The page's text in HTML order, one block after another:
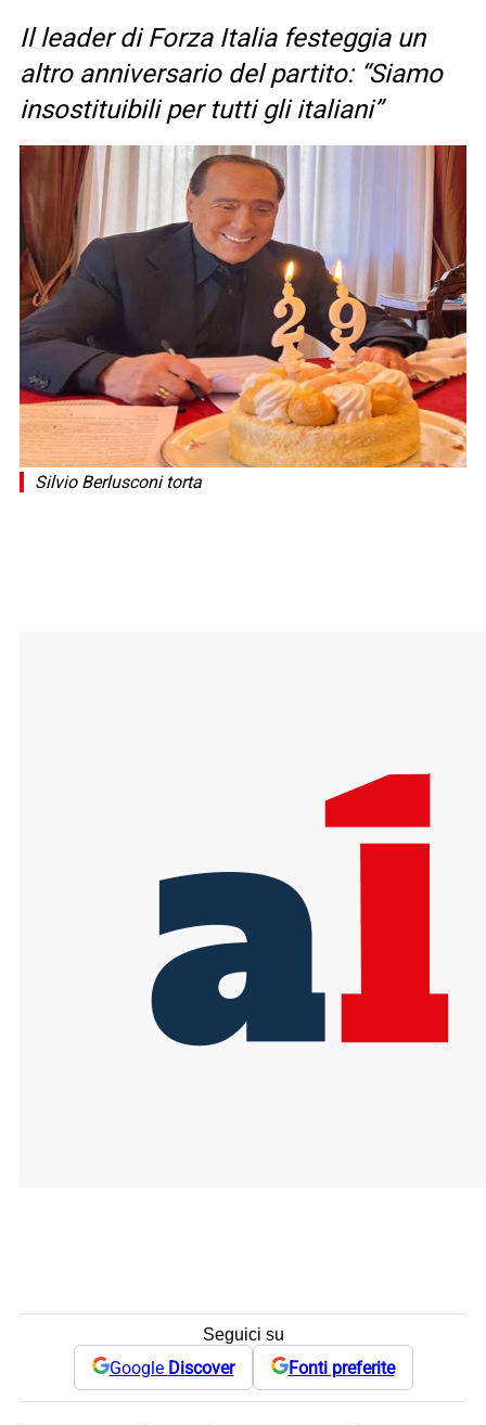
Il leader di Forza Italia festeggia un
altro anniversario del partito: “Siamo
insostituibili per tutti gli italiani”
Silvio Berlusconi torta
Seguici su
Google Discover Fonti preferite